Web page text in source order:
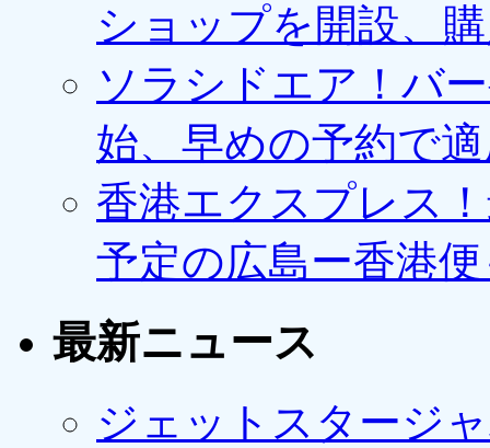
ショップを開設、
ソラシドエア！バ
始、早めの予約で
香港エクスプレス
予定の広島ー香港
最新ニュース
ジェットスタージ